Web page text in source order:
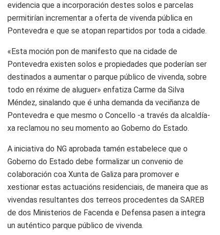
evidencia que a incorporación destes solos e parcelas
permitirían incrementar a oferta de vivenda pública en
Pontevedra e que se atopan repartidos por toda a cidade.
«Esta moción pon de manifesto que na cidade de
Pontevedra existen solos e propiedades que poderían ser
destinados a aumentar o parque público de vivenda, sobre
todo en réxime de aluguer» enfatiza Carme da Silva
Méndez, sinalando que é unha demanda da veciñanza de
Pontevedra e que mesmo o Concello -a través da alcaldía-
xa reclamou no seu momento ao Goberno do Estado.
A iniciativa do NG aprobada tamén estabelece que o
Goberno do Estado debe formalizar un convenio de
colaboración coa Xunta de Galiza para promover e
xestionar estas actuacións residenciais, de maneira que as
vivendas resultantes dos terreos procedentes da SAREB
de dos Ministerios de Facenda e Defensa pasen a integra
un auténtico parque público de vivenda.